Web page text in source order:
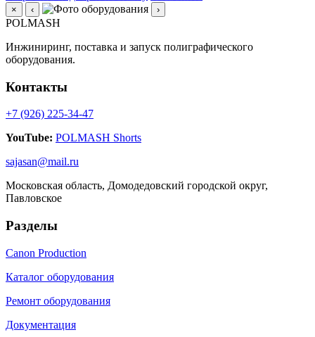
× ‹ ›
POLMASH
Инжиниринг, поставка и запуск полиграфического
оборудования.
Контакты
+7 (926) 225-34-47
YouTube: POLMASH Shorts
sajasan@mail.ru
Московская область, Домодедовский городской округ,
Павловское
Разделы
Canon Production
Каталог оборудования
Ремонт оборудования
Документация